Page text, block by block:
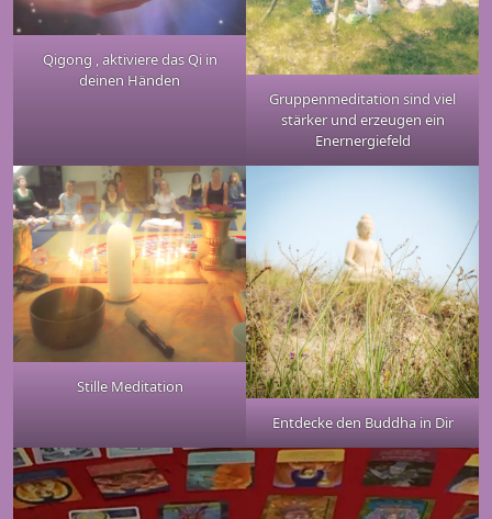
Qigong , aktiviere das Qi in
deinen Händen
Gruppenmeditation sind viel
stärker und erzeugen ein
Enernergiefeld
Stille Meditation
Entdecke den Buddha in Dir